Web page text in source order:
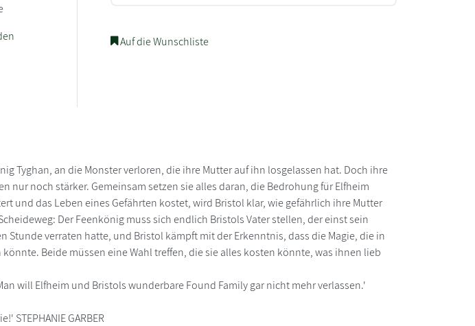
Auf die Wunschliste
Tyghan, an die Monster verloren, die ihre Mutter auf ihn losgelassen hat. Doch ihre
nur noch stärker. Gemeinsam setzen sie alles daran, die Bedrohung für Elfheim
und das Leben eines Gefährten kostet, wird Bristol klar, wie gefährlich ihre Mutter
Der Feenkönig muss sich endlich Bristols Vater stellen, der einst sein
Stunde verraten hatte, und Bristol kämpft mit der Erkenntnis, dass die Magie, die in
Beide müssen eine Wahl treffen, die sie alles kosten könnte, was ihnen lieb
will Elfheim und Bristols wunderbare Found Family gar nicht mehr verlassen.'
STEPHANIE GARBER